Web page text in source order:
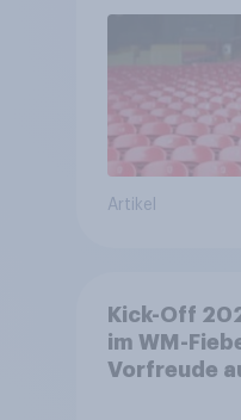
Artikel
Kick-Off
im WM-
Vorfreude